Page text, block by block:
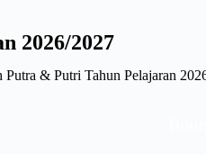
2026/2027
& Putri Tahun Pelajaran